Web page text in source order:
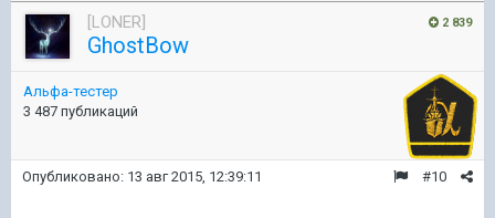
2 839
[LONER]
GhostBow
Альфа-тестер
3 487 публикаций
#10
Опубликовано: 13 авг 2015, 12:39:11